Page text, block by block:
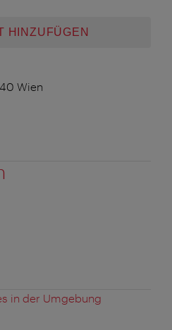
HINZUFÜGEN
Wien
in der Umgebung